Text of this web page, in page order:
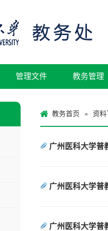
管理文件 教务管理
教务首页 » 资料
广州医科大学普
广州医科大学普
广州医科大学普